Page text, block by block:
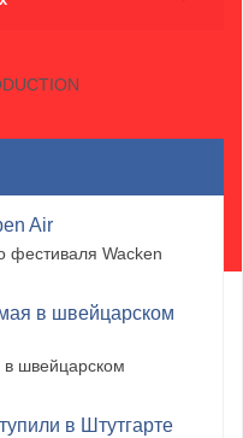
Air
фестиваля Wacken
в швейцарском
швейцарском
в Штутгарте